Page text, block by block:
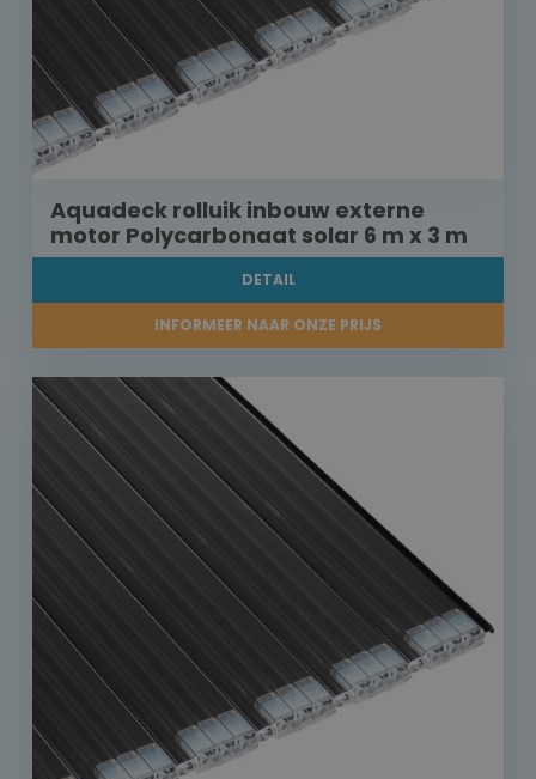
Aquadeck rolluik inbouw externe
motor Polycarbonaat solar 6 m x 3 m
DETAIL
INFORMEER NAAR ONZE PRIJS